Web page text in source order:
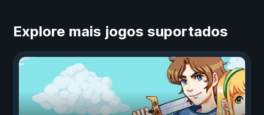
Explore mais jogos suportados